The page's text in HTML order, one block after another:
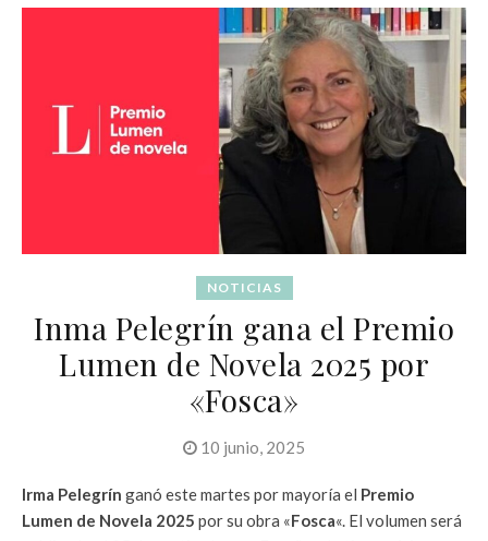
NOTICIAS
Inma Pelegrín gana el Premio
Lumen de Novela 2025 por
«Fosca»
10 junio, 2025
Irma Pelegrín ganó este martes por mayoría el Premio
Lumen de Novela 2025 por su obra «Fosca«. El volumen será